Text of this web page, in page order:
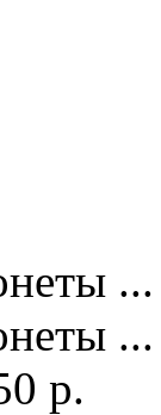
...
...
р.